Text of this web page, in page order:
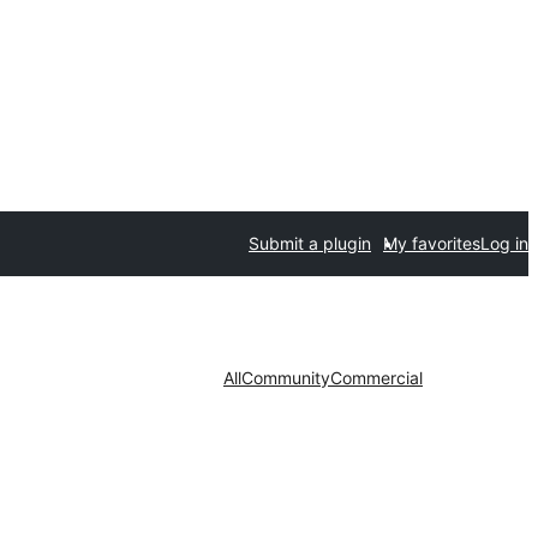
Submit a plugin My favoritesLog in
AllCommunityCommercial